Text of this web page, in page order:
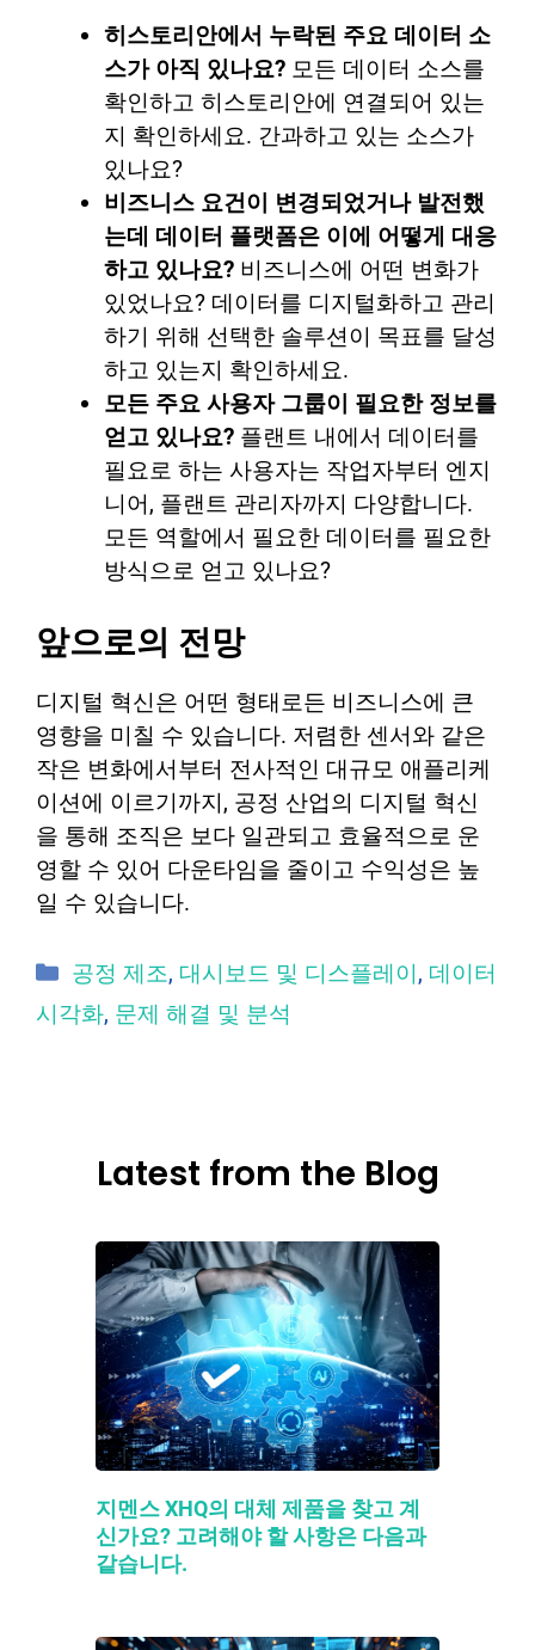
히스토리안에서 누락된 주요 데이터 소
스가 아직 있나요? 모든 데이터 소스를
확인하고 히스토리안에 연결되어 있는
지 확인하세요. 간과하고 있는 소스가
있나요?
비즈니스 요건이 변경되었거나 발전했
는데 데이터 플랫폼은 이에 어떻게 대응
하고 있나요? 비즈니스에 어떤 변화가
있었나요? 데이터를 디지털화하고 관리
하기 위해 선택한 솔루션이 목표를 달성
하고 있는지 확인하세요.
모든 주요 사용자 그룹이 필요한 정보를
얻고 있나요? 플랜트 내에서 데이터를
필요로 하는 사용자는 작업자부터 엔지
니어, 플랜트 관리자까지 다양합니다.
모든 역할에서 필요한 데이터를 필요한
방식으로 얻고 있나요?
앞으로의 전망
디지털 혁신은 어떤 형태로든 비즈니스에 큰
영향을 미칠 수 있습니다. 저렴한 센서와 같은
작은 변화에서부터 전사적인 대규모 애플리케
이션에 이르기까지, 공정 산업의 디지털 혁신
을 통해 조직은 보다 일관되고 효율적으로 운
영할 수 있어 다운타임을 줄이고 수익성은 높
일 수 있습니다.
카테고리
공정 제조, 대시보드 및 디스플레이, 데이터
시각화, 문제 해결 및 분석
Latest from the Blog
지멘스 XHQ의 대체 제품을 찾고 계
신가요? 고려해야 할 사항은 다음과
같습니다.